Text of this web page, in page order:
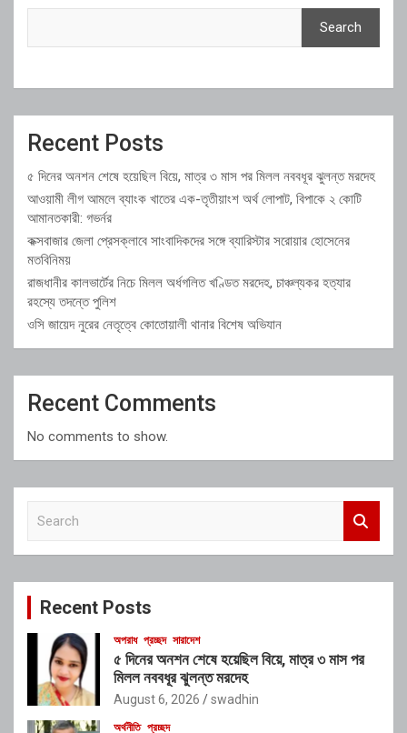
Search
Recent Posts
৫ দিনের অনশন শেষে হয়েছিল বিয়ে, মাত্র ৩ মাস পর মিলল নববধূর ঝুলন্ত মরদেহ
আওয়ামী লীগ আমলে ব্যাংক খাতের এক-তৃতীয়াংশ অর্থ লোপাট, বিপাকে ২ কোটি
আমানতকারী: গভর্নর
কক্সবাজার জেলা প্রেসক্লাবে সাংবাদিকদের সঙ্গে ব্যারিস্টার সরোয়ার হোসেনের
মতবিনিময়
রাজধানীর কালভার্টের নিচে মিলল অর্ধগলিত খণ্ডিত মরদেহ, চাঞ্চল্যকর হত্যার
রহস্যে তদন্তে পুলিশ
ওসি জায়েদ নুরের নেতৃত্বে কোতোয়ালী থানার বিশেষ অভিযান
Recent Comments
No comments to show.
c
Recent Posts
অপরাধ প্রচ্ছদ সারাদেশ
৫ দিনের অনশন শেষে হয়েছিল বিয়ে, মাত্র ৩ মাস পর
মিলল নববধূর ঝুলন্ত মরদেহ
August 6, 2026 swadhin
অর্থনীতি প্রচ্ছদ